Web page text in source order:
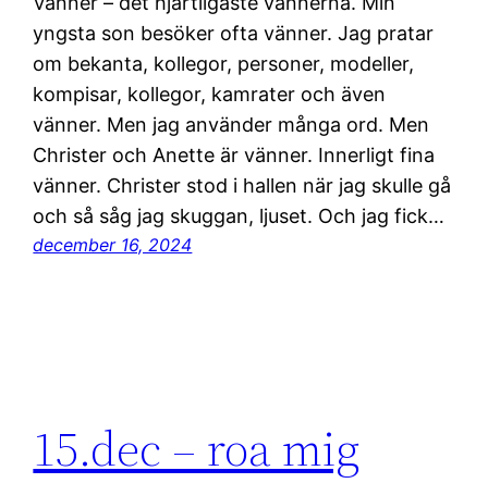
yngsta son besöker ofta vänner. Jag pratar
om bekanta, kollegor, personer, modeller,
kompisar, kollegor, kamrater och även
vänner. Men jag använder många ord. Men
Christer och Anette är vänner. Innerligt fina
vänner. Christer stod i hallen när jag skulle gå
och så såg jag skuggan, ljuset. Och jag fick…
december 16, 2024
15.dec – roa mig